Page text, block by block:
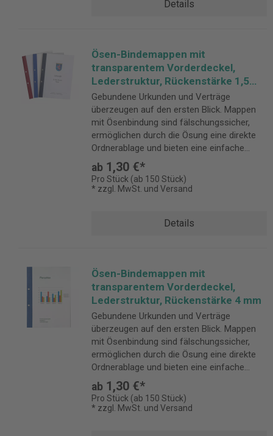
Details
Ösen-Bindemappen mit
transparentem Vorderdeckel,
Lederstruktur, Rückenstärke 1,5
mm
Gebundene Urkunden und Verträge
überzeugen auf den ersten Blick. Mappen
mit Ösenbindung sind fälschungssicher,
ermöglichen durch die Ösung eine direkte
Ordnerablage und bieten eine einfache
Handhabung. Rückenstärke 1,5 mm
ab 1,30 €*
Pro Stück (ab 150 Stück)
* zzgl. MwSt. und Versand
Details
Ösen-Bindemappen mit
transparentem Vorderdeckel,
Lederstruktur, Rückenstärke 4 mm
Gebundene Urkunden und Verträge
überzeugen auf den ersten Blick. Mappen
mit Ösenbindung sind fälschungssicher,
ermöglichen durch die Ösung eine direkte
Ordnerablage und bieten eine einfache
Handhabung. Rückenstärke 4 mm
ab 1,30 €*
Pro Stück (ab 150 Stück)
* zzgl. MwSt. und Versand